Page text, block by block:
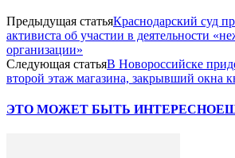
Предыдущая статьяКраснодарский суд
активиста об участии в деятельности
организации»
Следующая статьяВ Новороссийске
второй этаж магазина, закрывший окна
ЭТО МОЖЕТ БЫТЬ ИНТЕРЕСНО